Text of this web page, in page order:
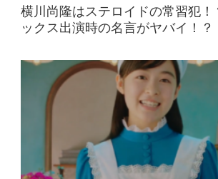
横川尚隆はステロイドの常習犯！
ックス出演時の名言がヤバイ！？